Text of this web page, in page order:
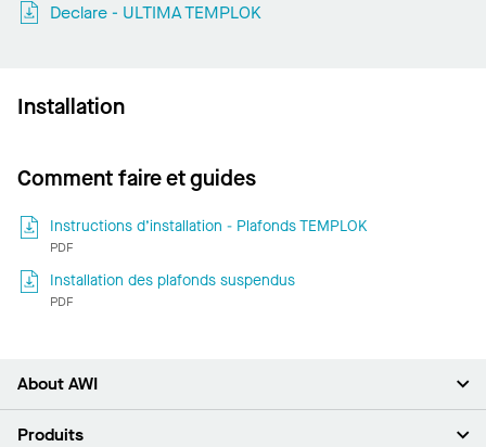
Declare - ULTIMA TEMPLOK
Installation
Comment faire et guides
Instructions d’installation - Plafonds TEMPLOK
PDF
Installation des plafonds suspendus
PDF
About AWI
À propos de nous
Produits